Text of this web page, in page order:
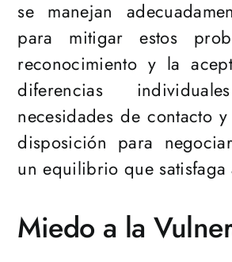
se manejan
para mitigar estos
reconocimiento y la
diferencias
necesidades de contacto
disposición para
un equilibrio que satisfaga
Miedo a la